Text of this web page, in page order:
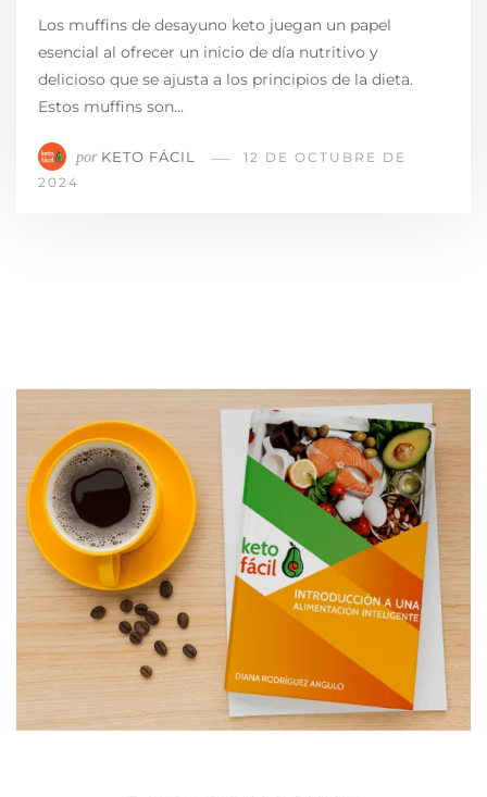
Los muffins de desayuno keto juegan un papel
esencial al ofrecer un inicio de día nutritivo y
delicioso que se ajusta a los principios de la dieta.
Estos muffins son…
por KETO FÁCIL
12 DE OCTUBRE DE
2024